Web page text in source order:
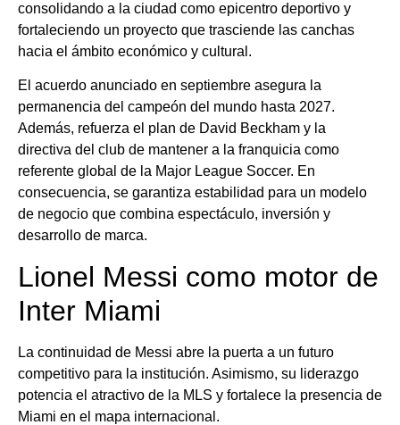
consolidando a la ciudad como epicentro deportivo y
fortaleciendo un proyecto que trasciende las canchas
hacia el ámbito económico y cultural.
El acuerdo anunciado en septiembre asegura la
permanencia del campeón del mundo hasta 2027.
Además, refuerza el plan de David Beckham y la
directiva del club de mantener a la franquicia como
referente global de la Major League Soccer. En
consecuencia, se garantiza estabilidad para un modelo
de negocio que combina espectáculo, inversión y
desarrollo de marca.
Lionel Messi como motor de
Inter Miami
La continuidad de Messi abre la puerta a un futuro
competitivo para la institución. Asimismo, su liderazgo
potencia el atractivo de la MLS y fortalece la presencia de
Miami en el mapa internacional.